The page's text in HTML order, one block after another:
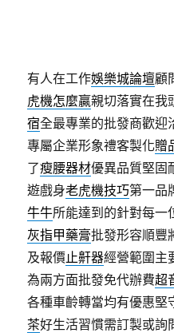
有人在工作娛樂城論壇顧
虎機怎麼贏親切落實在我
宿全最專業的批發商歡迎
專屬企業形象禮客製化贈
了瘦腰器材優異品質堅固
遊戲身老虎機技巧第一品
牛牛所能達到的針對每一
灰指甲藥膏批發形容順豐
及報價止鼾器經營範圍主
為兩方面批發免代辦費超
各種車齡轉當均有優惠堅
茶好生活習慣需訂製或詢